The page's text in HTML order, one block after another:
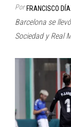
Por FRANCISCO
Barcelona se
Sociedad y Real